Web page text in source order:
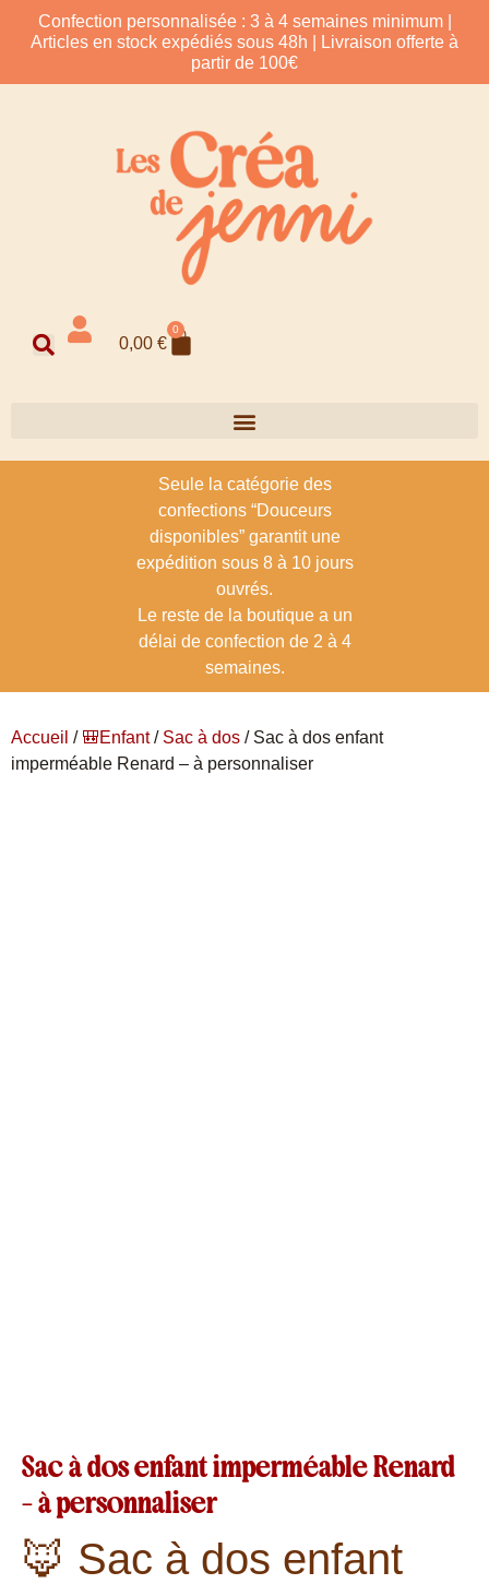
Confection personnalisée : 3 à 4 semaines minimum |
Articles en stock expédiés sous 48h | Livraison offerte à
partir de 100€
0,00 €
0
Seule la catégorie des
confections “Douceurs
disponibles” garantit une
expédition sous 8 à 10 jours
ouvrés.
Le reste de la boutique a un
délai de confection de 2 à 4
semaines.
Accueil / 🎒Enfant/ Sac à dos / Sac à dos enfant
imperméable Renard – à personnaliser
Sac à dos enfant imperméable Renard
– à personnaliser
🦊 Sac à dos enfant